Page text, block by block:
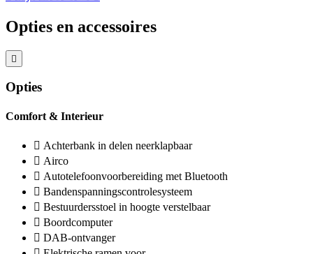
Opties en accessoires
Opties
Comfort & Interieur
Achterbank in delen neerklapbaar
Airco
Autotelefoonvoorbereiding met Bluetooth
Bandenspanningscontrolesysteem
Bestuurdersstoel in hoogte verstelbaar
Boordcomputer
DAB-ontvanger